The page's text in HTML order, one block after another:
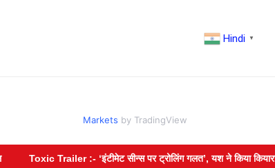
Hindi ▼
Markets by TradingView
Toxic Trailer :- ‘इंटीमेट सीन्स पर ट्रोलिंग गलत’, यश ने किया कियारा